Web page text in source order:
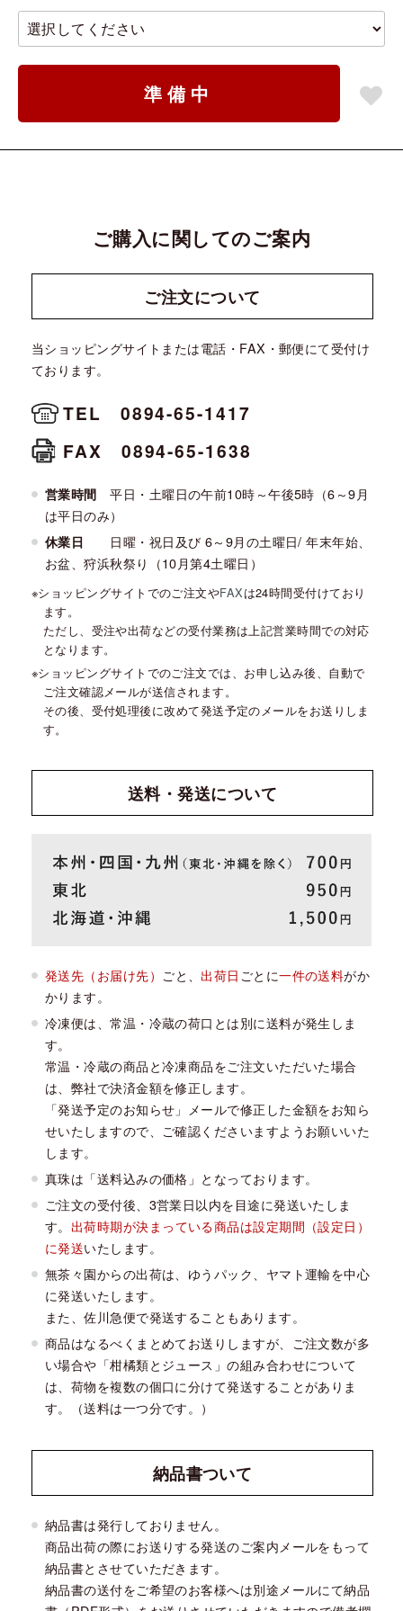
準備中
ご購入に関してのご案内
ご注文について
当ショッピングサイトまたは電話・FAX・郵便にて受付け
ております。
TEL 0894-65-1417
FAX 0894-65-1638
営業時間 平日・土曜日の午前10時～午後5時（6～9月
は平日のみ）
休業日 日曜・祝日及び 6～9月の土曜日/ 年末年始、
お盆、狩浜秋祭り（10月第4土曜日）
ショッピングサイトでのご注文やFAXは24時間受付けており
ます。
ただし、受注や出荷などの受付業務は上記営業時間での対応
となります。
ショッピングサイトでのご注文では、お申し込み後、自動で
ご注文確認メールが送信されます。
その後、受付処理後に改めて発送予定のメールをお送りしま
す。
送料・発送について
発送先（お届け先） ごと、出荷日 ごとに一件の送料がか
かります。
冷凍便は、常温・冷蔵の荷口とは別に送料が発生しま
す。
常温・冷蔵の商品と冷凍商品をご注文いただいた場合
は、弊社で決済金額を修正します。
「発送予定のお知らせ」メールで修正した金額をお知ら
せいたしますので、ご確認くださいますようお願いいた
します。
真珠は「送料込みの価格」となっております。
ご注文の受付後、3営業日以内を目途に発送いたしま
す。 出荷時期が決まっている商品は設定期間（設定日）
に発送いたします。
無茶々園からの出荷は、ゆうパック、ヤマト運輸を中心
に発送いたします。
また、佐川急便で発送することもあります。
商品はなるべくまとめてお送りしますが、ご注文数が多
い場合や「柑橘類とジュース」の組み合わせについて
は、荷物を複数の個口に分けて発送することがありま
す。（送料は一つ分です。）
納品書ついて
納品書は発行しておりません。
商品出荷の際にお送りする発送のご案内メールをもって
納品書とさせていただきます。
納品書の送付をご希望のお客様へは別途メールにて納品